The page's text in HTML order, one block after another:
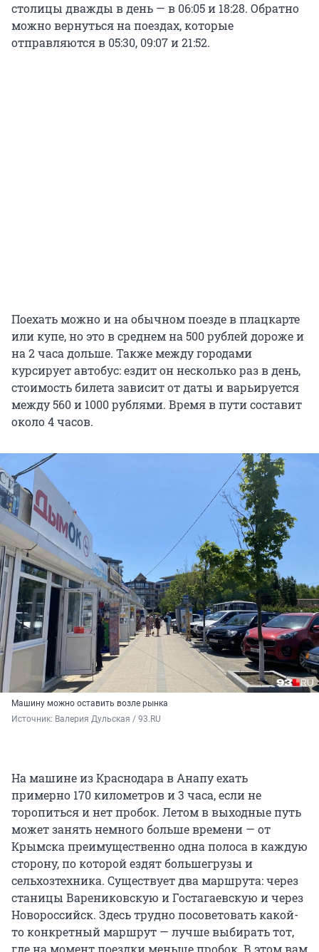
столицы дважды в день — в 06:05 и 18:28. Обратно
можно вернуться на поездах, которые
отправляются в 05:30, 09:07 и 21:52.
Поехать можно и на обычном поезде в плацкарте
или купе, но это в среднем на 500 рублей дороже и
на 2 часа дольше. Также между городами
курсирует автобус: ездит он несколько раз в день,
стоимость билета зависит от даты и варьируется
между 560 и 1000 рублями. Время в пути составит
около 4 часов.
Машину можно оставить возле рынка
Источник: Валерия Дульская / 93.RU
На машине из Краснодара в Анапу ехать
примерно 170 километров и 3 часа, если не
торопиться и нет пробок. Летом в выходные путь
может занять немного больше времени — от
Крымска преимущественно одна полоса в каждую
сторону, по которой ездят большегрузы и
сельхозтехника. Существует два маршрута: через
станицы Варениковскую и Гостагаевскую и через
Новороссийск. Здесь трудно посоветовать какой-
то конкретный маршрут — лучше выбирать тот,
где на момент поездки меньше пробок. В этом вам